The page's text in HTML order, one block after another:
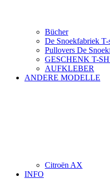
Bücher
De Snoekfabriek T-
Pullovers De
GESCHENK T-
AUFKLEBER
ANDERE MODELLE
Citroën AX
INFO